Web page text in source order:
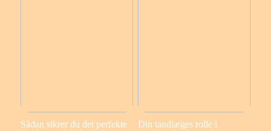
Sådan sikrer du det perfekte
Din tandlæges rolle i